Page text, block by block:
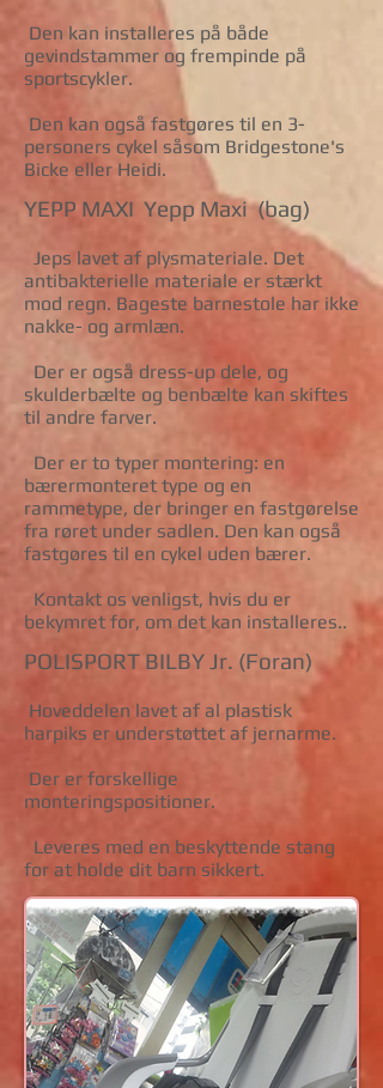
Den kan installeres på både
gevindstammer og frempinde på
sportscykler.
Den kan også fastgøres til en 3-
personers cykel såsom Bridgestone's
Bicke eller Heidi.
YEPP MAXI Yepp Maxi (bag)
Jeps lavet af plysmateriale. Det
antibakterielle materiale er stærkt
mod regn. Bageste barnestole har ikke
nakke- og armlæn.
Der er også dress-up dele, og
skulderbælte og benbælte kan skiftes
til andre farver.
Der er to typer montering: en
bærermonteret type og en
rammetype, der bringer en fastgørelse
fra røret under sadlen. Den kan også
fastgøres til en cykel uden bærer.
Kontakt os venligst, hvis du er
bekymret for, om det kan installeres..
POLISPORT BILBY Jr. (Foran)
Hoveddelen lavet af al plastisk
harpiks er understøttet af jernarme.
Der er forskellige
monteringspositioner.
Leveres med en beskyttende stang
for at holde dit barn sikkert.